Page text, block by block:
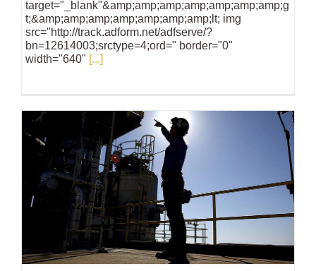
target="_blank"&amp;amp;amp;amp;amp;amp;amp;g
t;&amp;amp;amp;amp;amp;amp;amp;lt; img
src="http://track.adform.net/adfserve/?
bn=12614003;srctype=4;ord=" border="0"
width="640" [...]